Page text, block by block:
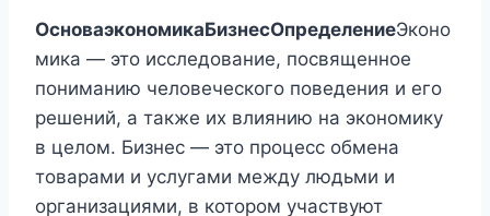
ОсноваэкономикаБизнесОпределениеЭконо
мика — это исследование, посвященное
пониманию человеческого поведения и его
решений, а также их влиянию на экономику
в целом. Бизнес — это процесс обмена
товарами и услугами между людьми и
организациями, в котором участвуют